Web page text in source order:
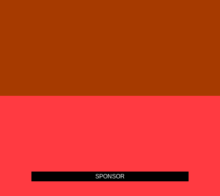
SPONSOR